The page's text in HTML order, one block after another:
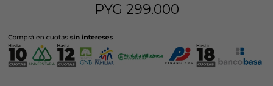
PYG 299.000